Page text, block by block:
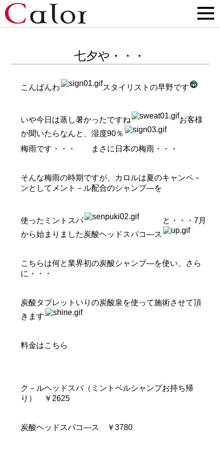
七夕や・・・
こんばんわ スタイリストの早野です
いや今日は蒸し暑かったですね
お客様
か聞いたらなんと、湿度90％
梅雨です・・・ まさに日本の梅雨・・・
そんな梅雨の時期ですが、カロルは夏のキャンペ－
ンとしてメント－ル配合のシャンプ―を
使ったミントスパ
と・・・7月
から始まりました炭酸ヘッドスパコ—ス
こちらは何と業界初の炭酸シャンプ―を使い、さら
に・・・
炭酸タブレットいりの炭酸泉を使って施術させて頂
きます
料金はこちら
ク－ルヘッドスパ（ミントベルシャンプお持ち帰
り） ￥2625
炭酸ヘッドスパコ—ス ￥3780